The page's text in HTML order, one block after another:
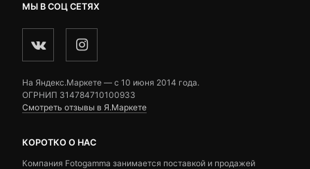
МЫ В СОЦ СЕТЯХ
На Яндекс.Маркете — c 10 июня 2014 года.
ОГРНИП 314784710100933
Смотреть отзывы в Я.Маркете
КОРОТКО О НАС
Компания Fotogamma занимается поставкой и продажей